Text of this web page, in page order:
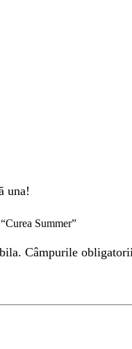
una!
Summer”
Câmpurile